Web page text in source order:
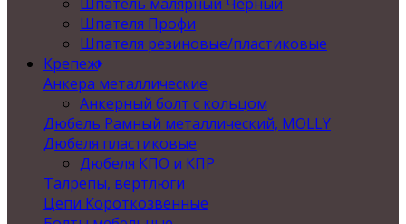
Шпателя Профи
Шпателя резиновые/пластиковые
Крепеж
Анкера металлические
Анкерный болт с кольцом
Дюбель Рамный металлический, MOLLY
Дюбеля пластиковые
Дюбеля КПО и КПР
Талрепы, вертлюги
Цепи Короткозвенные